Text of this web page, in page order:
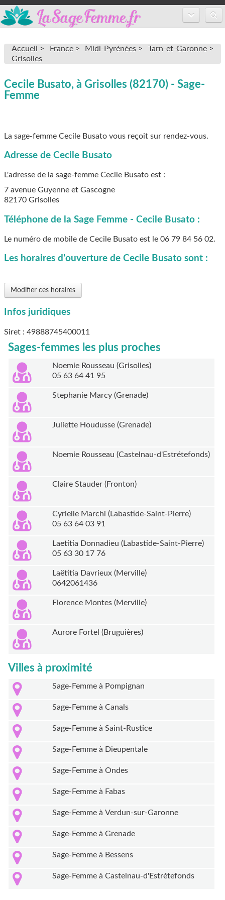
Annuaire des sages-femmes
FAQ
Accueil > France > Midi-Pyrénées >
Tarn-et-Garonne >
Grisolles
Cecile Busato, à Grisolles (82170) - Sage-
Femme
La sage-femme Cecile Busato vous reçoit sur rendez-vous.
Adresse de Cecile Busato
L'adresse de la sage-femmeCecile Busato est :
7 avenue Guyenne et Gascogne
82170 Grisolles
Téléphone de la Sage Femme - Cecile Busato :
Le numéro de mobile de Cecile Busato est le06 79 84 56 02.
Les horaires d'ouverture de Cecile Busato sont :
Modifier ces horaires
Infos juridiques
Siret : 49888745400011
Sages-femmes les plus proches
Noemie Rousseau (Grisolles)
05 63 64 41 95
Stephanie Marcy (Grenade)
Juliette Houdusse (Grenade)
Noemie Rousseau (Castelnau-d'Estrétefonds)
Claire Stauder (Fronton)
Cyrielle Marchi (Labastide-Saint-Pierre)
05 63 64 03 91
Laetitia Donnadieu (Labastide-Saint-Pierre)
05 63 30 17 76
Laëtitia Davrieux (Merville)
0642061436
Florence Montes (Merville)
Aurore Fortel (Bruguières)
Villes à proximité
Sage-Femme à Pompignan
Sage-Femme à Canals
Sage-Femme à Saint-Rustice
Sage-Femme à Dieupentale
Sage-Femme à Ondes
Sage-Femme à Fabas
Sage-Femme à Verdun-sur-Garonne
Sage-Femme à Grenade
Sage-Femme à Bessens
Sage-Femme à Castelnau-d'Estrétefonds